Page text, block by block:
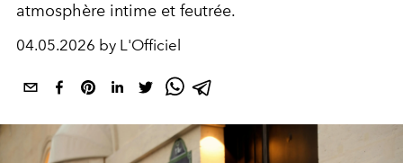
atmosphère intime et feutrée.
04.05.2026 by L'Officiel